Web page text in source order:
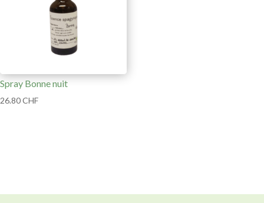
Spray Bonne nuit
26.80CHF